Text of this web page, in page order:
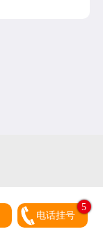
电话挂号
5